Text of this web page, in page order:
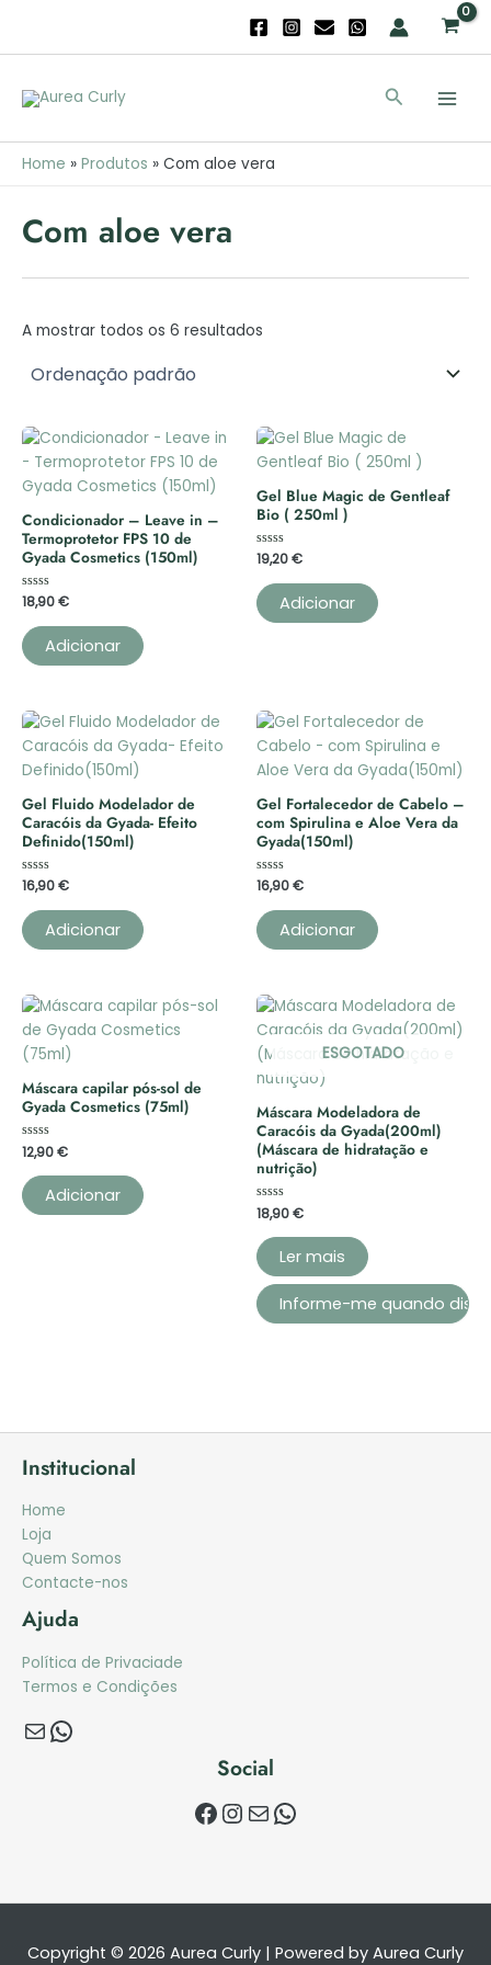
content
Search
Home Produtos Com aloe vera
Com aloe vera
A mostrar todos os 6 resultados
Condicionador – Leave in –
Termoprotetor FPS 10 de
Gyada Cosmetics (150ml)
Avaliação
5
18,90€
Adicionar
Gel Blue Magic de Gentleaf
Bio ( 250ml )
Avaliação
5
19,20€
Adicionar
Gel Fluido Modelador de
Caracóis da Gyada- Efeito
Definido(150ml)
Avaliação
5
16,90€
Adicionar
Gel Fortalecedor de Cabelo –
com Spirulina e Aloe Vera da
Gyada(150ml)
Avaliação
5
16,90€
Adicionar
Máscara capilar pós-sol de
Gyada Cosmetics (75ml)
Avaliação
0
de
5
12,90€
Adicionar
ESGOTADO
Máscara Modeladora de
Caracóis da Gyada(200ml)
(Máscara de hidratação e
nutrição)
Avaliação
0
de
5
18,90€
Ler mais
Institucional
Home
Loja
Quem Somos
Contacte-nos
Ajuda
Política de Privaciade
Termos e Condições
Social
Copyright © 2026 Aurea Curly | Powered by Aurea Curly